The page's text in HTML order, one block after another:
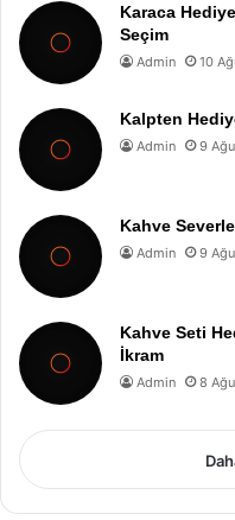
Karaca
Seçim
Admin 10
Kalpten
Admin 9
Kahve
Admin 9
Kahve Seti
İkram
Admin 8